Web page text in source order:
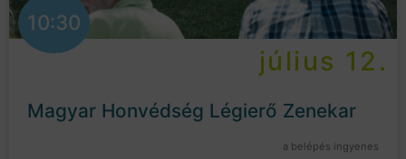
10:30
július 12.
Magyar Honvédség Légierő Zenekar
a belépés ingyenes